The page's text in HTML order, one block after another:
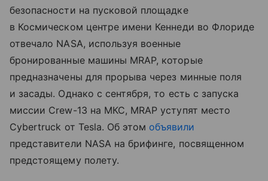
безопасности на пусковой площадке
в Космическом центре имени Кеннеди во Флориде
отвечало NASA, используя военные
бронированные машины MRAP, которые
предназначены для прорыва через минные поля
и засады. Однако с сентября, то есть с запуска
миссии Crew-13 на МКС, MRAP уступят место
Cybertruck от Tesla. Об этом объявили
представители NASA на брифинге, посвященном
предстоящему полету.